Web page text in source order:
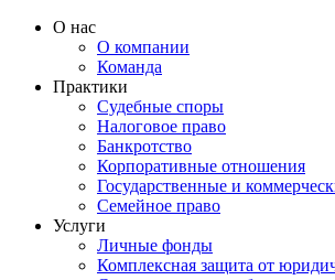
О нас
О компании
Команда
Практики
Судебные споры
Налоговое право
Банкротство
Корпоративные отношения
Государственные и
Семейное право
Услуги
Личные фонды
Комплексная защита от